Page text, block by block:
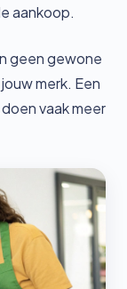
aankoop.
geen gewone
merk. Een
vaak meer